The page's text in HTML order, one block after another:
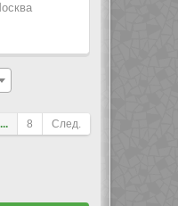
... 8 След.